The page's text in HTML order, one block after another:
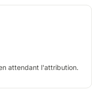
attendant l'attribution.